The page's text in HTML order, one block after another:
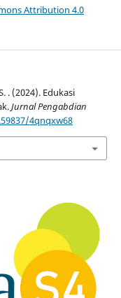
Attribution 4.0
. (2024). Edukasi
Jurnal Pengabdian
4qnqxw68